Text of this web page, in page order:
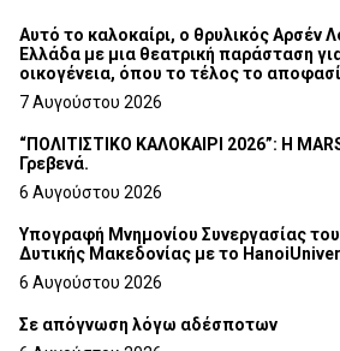
Αυτό το καλοκαίρι, ο θρυλικός Αρσέν
Ελλάδα με μια θεατρική παράσταση
οικογένεια, όπου το τέλος το
7 Αυγούστου 2026
“ΠΟΛΙΤΙΣΤΙΚΟ ΚΑΛΟΚΑΙΡΙ 2026”: Η
Γρεβενά.
6 Αυγούστου 2026
Υπογραφή Μνημονίου Συνεργασίας
Δυτικής Μακεδονίας με το
6 Αυγούστου 2026
Σε απόγνωση λόγω αδέσποτων